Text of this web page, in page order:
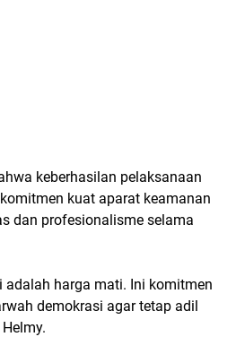
keberhasilan pelaksanaan
komitmen kuat aparat keamanan
dan profesionalisme selama
adalah harga mati. Ini komitmen
demokrasi agar tetap adil